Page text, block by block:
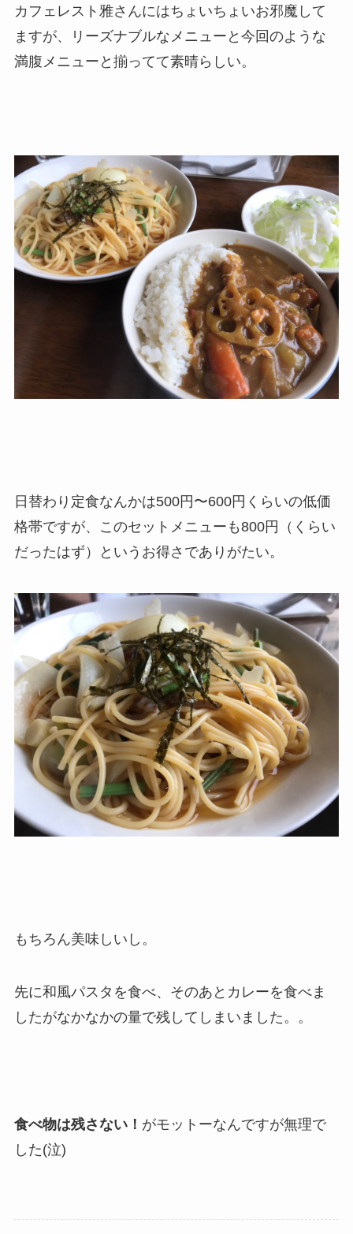
カフェレスト雅さんにはちょいちょいお邪魔して
ますが、リーズナブルなメニューと今回のような
満腹メニューと揃ってて素晴らしい。
日替わり定食なんかは500円〜600円くらいの低価
格帯ですが、このセットメニューも800円（くらい
だったはず）というお得さでありがたい。
もちろん美味しいし。
先に和風パスタを食べ、そのあとカレーを食べま
したがなかなかの量で残してしまいました。。
食べ物は残さない！ がモットーなんですが無理で
した(泣)